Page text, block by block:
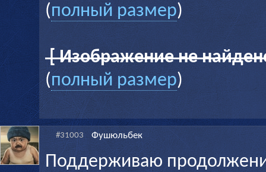
(полный размер)
[ Изображение не
(полный размер)
#31003 Фушюльбек
Поддерживаю